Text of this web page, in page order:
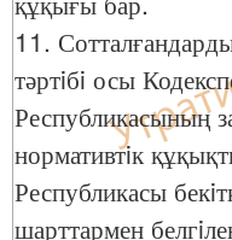
11.
тәртiбi осы
Республикасының
нормативтiк
Республикасы
шарттармен